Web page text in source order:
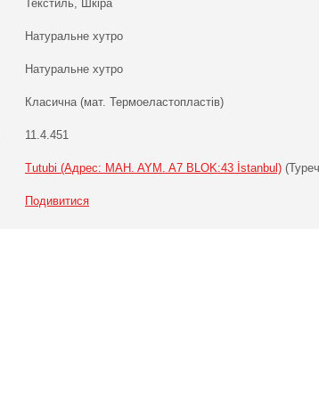
Текстиль, Шкіра
Натуральне хутро
Натуральне хутро
Класична (мат. Термоеластопластів)
11.4.451
Tutubi (Адрес: MAH. AYM. A7 BLOK:43 İstanbul)
Подивитися